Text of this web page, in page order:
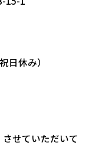
日休み）
せていただいて